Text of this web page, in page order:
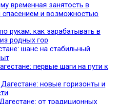
временная занятость в
спасением и возможностью
рукам: как зарабатывать в
родных гор
шанс на стабильный
первые шаги на пути к
новые горизонты и
от традиционных